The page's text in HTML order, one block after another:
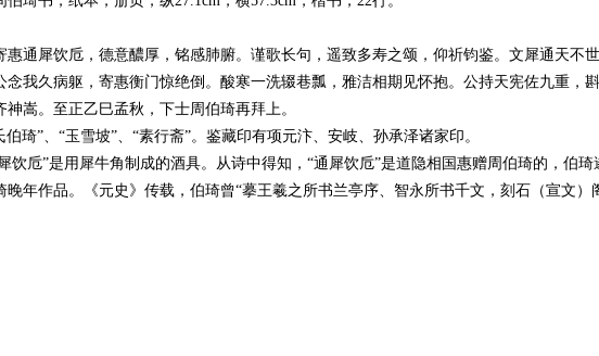
惠通犀饮卮，德意醲厚，铭感肺腑。谨歌长句，遥致多寿之颂，仰祈钧鉴。文犀通天
念我久病躯，寄惠衡门惊绝倒。酸寒一洗辍巷瓢，雅洁相期见怀抱。公持天宪佐九重
嵩。至正乙巳孟秋，下士周伯琦再拜上。
”、“玉雪坡”、“素行斋”。鉴藏印有项元汴、安岐、孙承泽诸家印。
饮卮”是用犀牛角制成的酒具。从诗中得知，“通犀饮卮”是道隐相国惠赠周伯琦的，伯
晚年作品。《元史》传载，伯琦曾“摹王羲之所书兰亭序、智永所书千文，刻石（宣文